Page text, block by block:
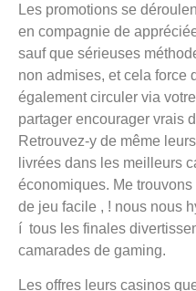
Les promotions se
en compagnie de
sauf que sérieuses
non admises, et cela force
également circuler via
partager encourager vrais
Retrouvez-y de même
livrées dans les meilleurs
économiques. Me
de jeu facile , ! nous nous
í tous les finales
camarades de gaming.
Les offres leurs casinos